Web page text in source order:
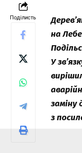
Поділисть
на
У
заміну
з